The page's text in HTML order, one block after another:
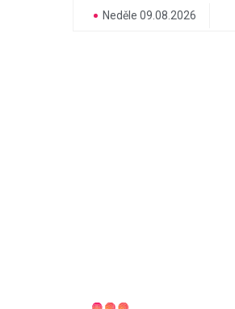
Neděle 09.08.2026